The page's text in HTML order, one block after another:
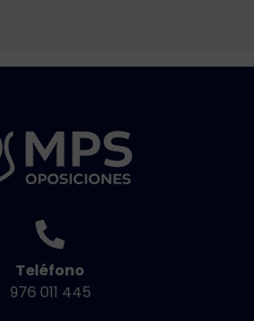
Teléfono
976 011 445